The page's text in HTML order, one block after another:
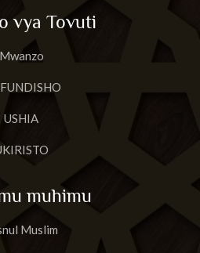
vya Tovuti
Mwanzo
USHIA
muhimu
Muslim